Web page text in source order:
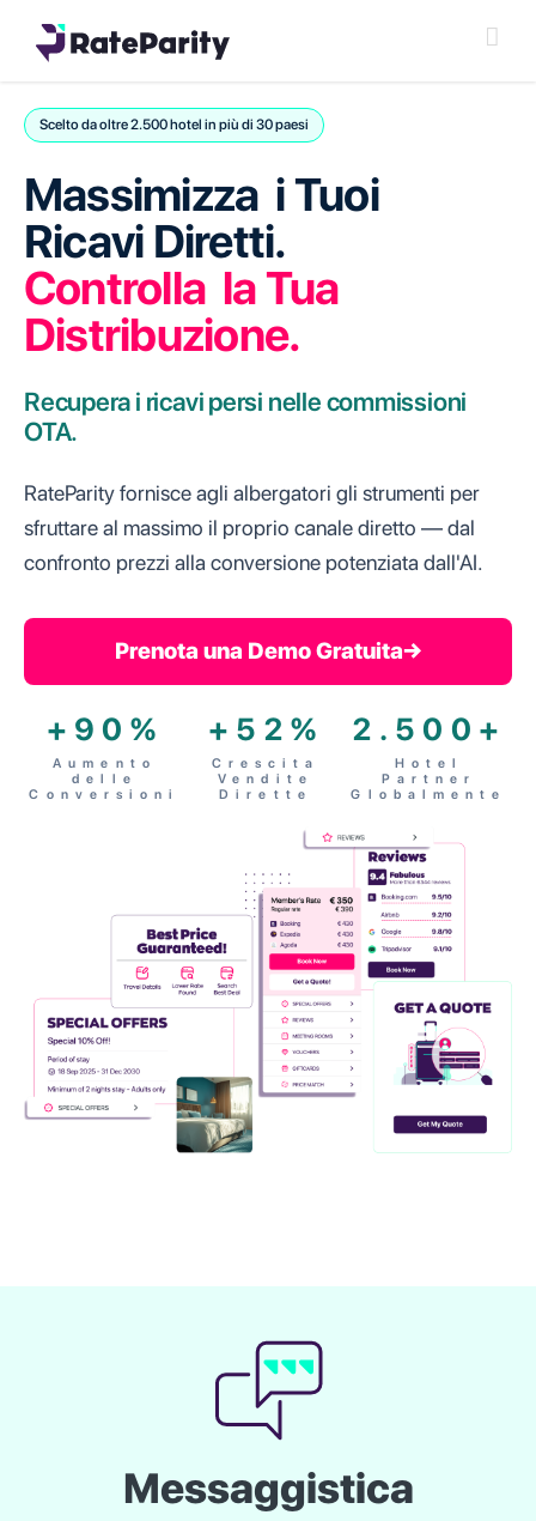
content
Scelto da oltre 2.500 hotel in più di 30 paesi
Massimizza i Tuoi Ricavi
Massimizza i Tuoi
Ricavi Diretti.
Controlla la Tua
Distribuzione.
Recupera i ricavi persi nelle commissioni
OTA.
RateParity fornisce agli albergatori gli strumenti per
sfruttare al massimo il proprio canale diretto — dal
confronto prezzi alla conversione potenziata dall'AI.
Prenota una Demo Gratuita→
+90%
Aumento
delle
Conversioni
+52%
Crescita
Vendite
Dirette
2.500+
Hotel
Partner
Globalmente
Messaggistica